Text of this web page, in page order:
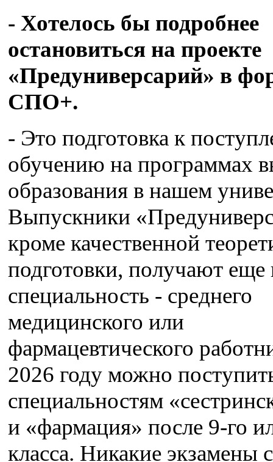
- Хотелось бы подробнее
остановиться на проекте
«Предуниверсарий» в
СПО+.
- Это подготовка к
обучению на программах
образования в нашем
Выпускники
кроме качественной
подготовки, получают еще
специальность - среднего
медицинского или
фармацевтического
2026 году можно
специальностям
и «фармация» после 9-го
класса. Никакие экзамены